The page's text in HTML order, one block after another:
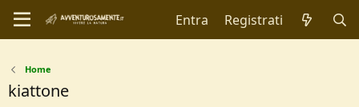
Entra Registrati
Home
kiattone